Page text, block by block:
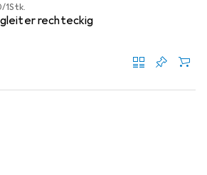
/1Stk.
rechteckig